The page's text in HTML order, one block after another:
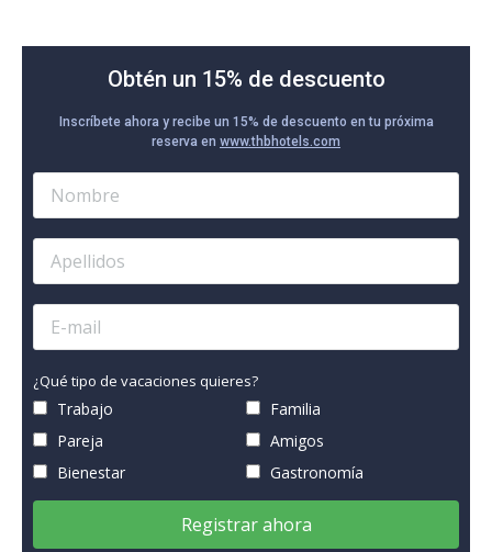
Obtén un 15% de descuento
Inscríbete ahora y recibe un 15% de descuento en tu próxima
reserva en www.thbhotels.com
¿Qué tipo de vacaciones quieres?
Trabajo
Familia
Pareja
Amigos
Bienestar
Gastronomía
Registrar ahora